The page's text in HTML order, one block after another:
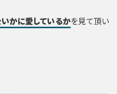
いかに愛しているかを見て頂い